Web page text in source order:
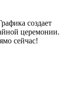
создает
церемонии.
сейчас!